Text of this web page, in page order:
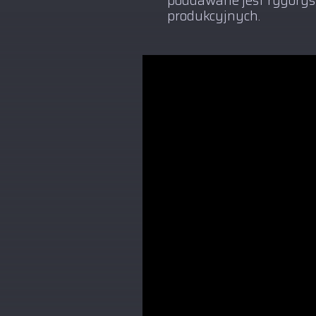
produkcyjnych.